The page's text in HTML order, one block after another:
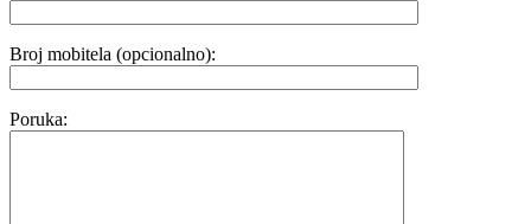
Broj mobitela (opcionalno):
Poruka: